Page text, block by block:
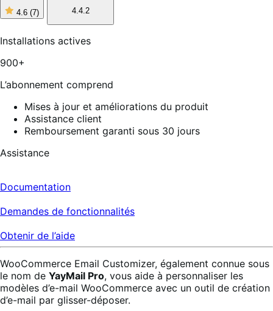
4.6 (7)
4
sur
avis
4.4.2
Installations actives
900+
L’abonnement comprend
Mises à jour et améliorations du produit
Assistance client
Remboursement garanti sous 30 jours
Assistance
Documentation
Demandes de fonctionnalités
Obtenir de l’aide
WooCommerce Email Customizer, également connue sous
le nom de YayMail Pro, vous aide à personnaliser les
modèles d’e-mail WooCommerce avec un outil de création
d’e-mail par glisser-déposer.